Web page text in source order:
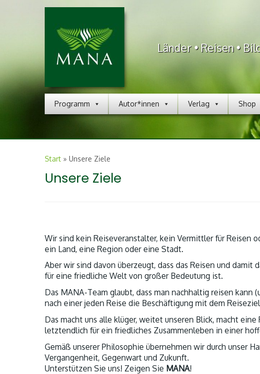
Länder • Reisen •
Programm Autor*innen Verlag Shop
Start » Unsere Ziele
Unsere Ziele
Wir sind kein Reiseveranstalter, kein Vermittler für Reisen
ein Land, eine Region oder eine Stadt.
Aber wir sind davon überzeugt, dass das Reisen und damit
für eine friedliche Welt von großer Bedeutung ist.
Das MANA-Team glaubt, dass man nachhaltig reisen kann
nach einer jeden Reise die Beschäftigung mit dem
Das macht uns alle klüger, weitet unseren Blick, macht
letztendlich für ein friedliches Zusammenleben in einer
Gemäß unserer Philosophie übernehmen wir durch unser
Vergangenheit, Gegenwart und Zukunft.
Unterstützen Sie uns! Zeigen Sie MANA!